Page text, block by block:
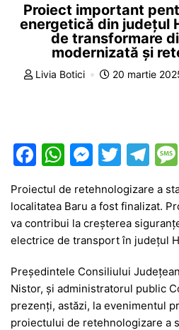
Proiect important
energetică din județul
de transformare
modernizată și
Livia Botici 20 martie
F
c
e
b
o
o
k
W
at
s
A
p
p
M
s
s
e
n
g
er
T
w
itt
er
T
e
gr
a
m
Proiectul de retehnologizare a
localitatea Baru a fost finalizat.
va contribui la creșterea
electrice de transport în județul
Președintele Consiliului
Nistor, și administratorul public
prezenți, astăzi, la evenimentul
proiectului de retehnologizare a